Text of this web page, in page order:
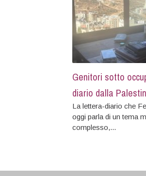
Genitori sotto
diario dalla
La lettera-diario che
oggi parla di un tema
complesso,...